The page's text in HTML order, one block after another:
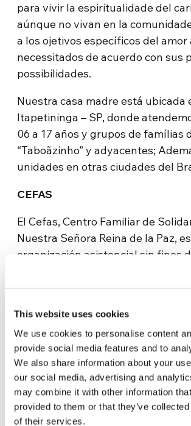
This website uses cookies
We use cookies to personalise content
provide social media features and to
We also share information about your
our social media, advertising and
may combine it with other information
provided to them or that they’ve
of their services.
para vivir la espiritualidade del
aúnque no vivan en la
a los ojetivos específicos del amor
necessitados de acuerdo con sus
possibilidades.
Nuestra casa madre está ubicada
Itapetininga – SP, donde
06 a 17 años y grupos de famílias
“Taboãzinho” y adyacentes;
unidades en otras ciudades del
CEFAS
El Cefas, Centro Familiar de
Nuestra Señora Reina de la Paz,
organización asistencial sin fines
fundada por el Padre Sometti
aproximadamente 80 niños entre
en el contra turno escolar.
Web
http://www.anspaz.net/site/home
Email